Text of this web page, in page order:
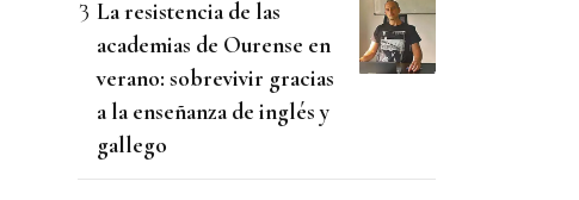
La resistencia de las
academias de Ourense en
verano: sobrevivir gracias
a la enseñanza de inglés y
gallego